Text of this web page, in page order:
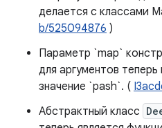
делается с классами
b/525094876 )
Параметр `map`
для аргументов
значение `pash`. (
Абстрактный класс